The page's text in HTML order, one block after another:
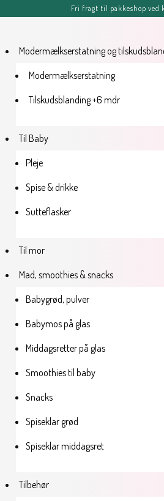
Fri fragt til pakkeshop ved
Modermælkserstatning og
Modermælkserstatning
Tilskudsblanding +6 mdr
Til Baby
Pleje
Spise & drikke
Sutteflasker
Til mor
Mad, smoothies & snacks
Babygrød, pulver
Babymos på glas
Middagsretter på glas
Smoothies til baby
Snacks
Spiseklar grød
Spiseklar middagsret
Tilbehør
FERIE-MELDING
Sommerhilsner